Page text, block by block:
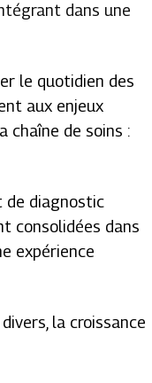
dans une
le quotidien des
aux enjeux
chaîne de soins :
de diagnostic
consolidées dans
expérience
la croissance